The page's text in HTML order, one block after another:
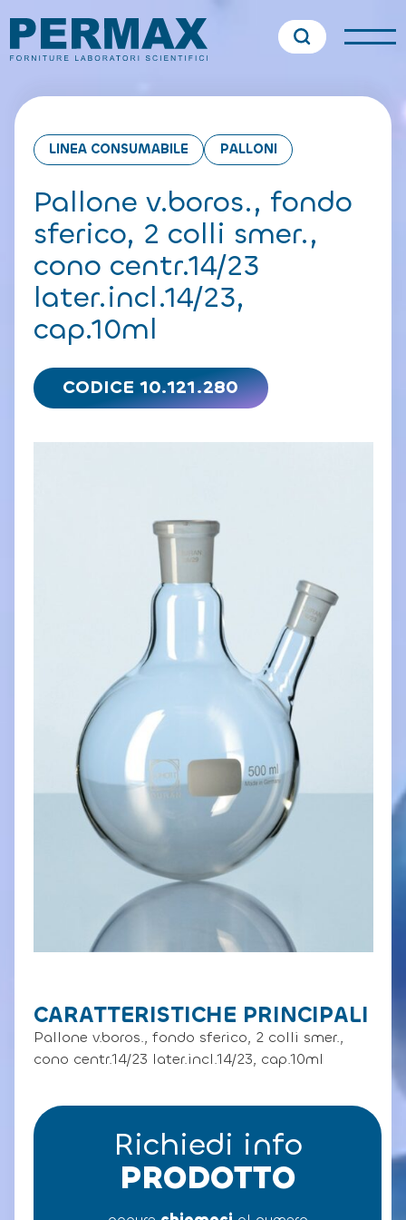
LINEA CONSUMABILE PALLONI
Pallone v.boros., fondo
sferico, 2 colli smer.,
cono centr.14/23
later.incl.14/23,
cap.10ml
CODICE 10.121.280
CARATTERISTICHE PRINCIPALI
Pallone v.boros., fondo sferico, 2 colli smer.,
cono centr.14/23 later.incl.14/23, cap.10ml
Richiedi info
PRODOTTO